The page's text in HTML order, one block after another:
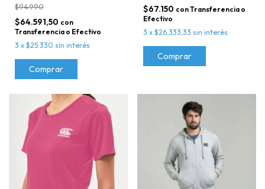
$94.990
$64.591,50 con
Transferencia o Efectivo
3 x $25.330 sin interés
Comprar
$67.150 conTransferencia o
Efectivo
3 x $26.333,33 sin interés
Comprar